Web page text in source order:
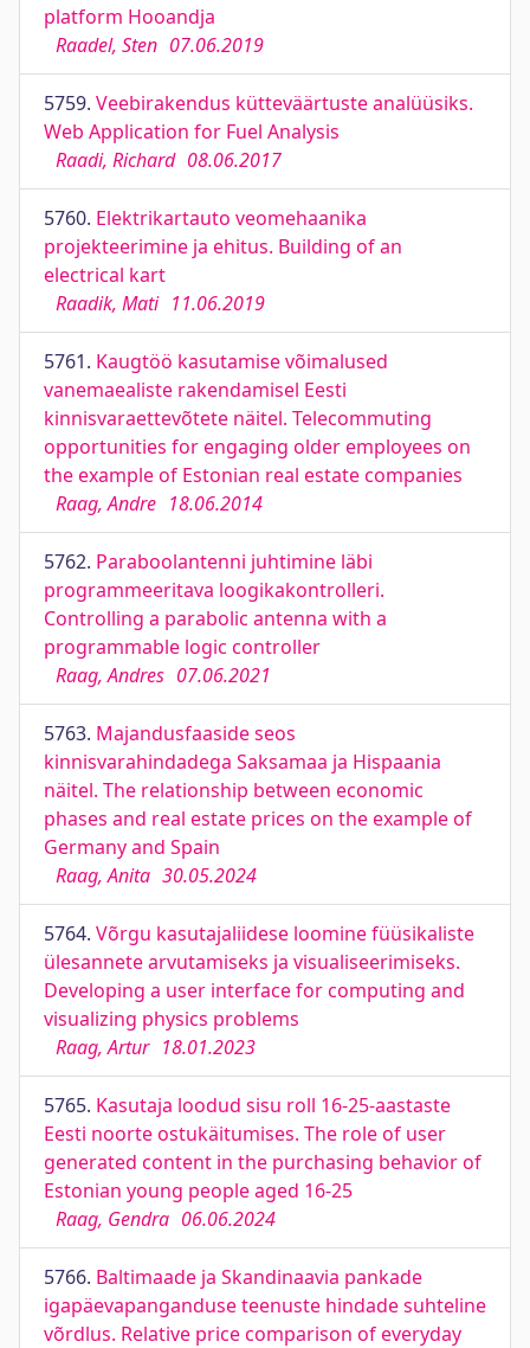
platform Hooandja
Raadel, Sten 07.06.2019
5759. Veebirakendus kütteväärtuste analüüsiks.
Web Application for Fuel Analysis
Raadi, Richard 08.06.2017
5760. Elektrikartauto veomehaanika
projekteerimine ja ehitus. Building of an
electrical kart
Raadik, Mati 11.06.2019
5761. Kaugtöö kasutamise võimalused
vanemaealiste rakendamisel Eesti
kinnisvaraettevõtete näitel. Telecommuting
opportunities for engaging older employees on
the example of Estonian real estate companies
Raag, Andre 18.06.2014
5762. Paraboolantenni juhtimine läbi
programmeeritava loogikakontrolleri.
Controlling a parabolic antenna with a
programmable logic controller
Raag, Andres 07.06.2021
5763. Majandusfaaside seos
kinnisvarahindadega Saksamaa ja Hispaania
näitel. The relationship between economic
phases and real estate prices on the example of
Germany and Spain
Raag, Anita 30.05.2024
5764. Võrgu kasutajaliidese loomine füüsikaliste
ülesannete arvutamiseks ja visualiseerimiseks.
Developing a user interface for computing and
visualizing physics problems
Raag, Artur 18.01.2023
5765. Kasutaja loodud sisu roll 16-25-aastaste
Eesti noorte ostukäitumises. The role of user
generated content in the purchasing behavior of
Estonian young people aged 16-25
Raag, Gendra 06.06.2024
5766. Baltimaade ja Skandinaavia pankade
igapäevapanganduse teenuste hindade suhteline
võrdlus. Relative price comparison of everyday